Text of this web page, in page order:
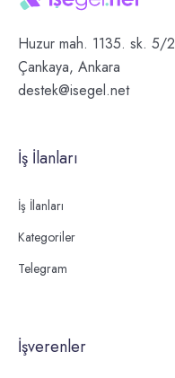
Huzur mah. 1135. sk. 5/2
Çankaya, Ankara
destek@isegel.net
İş İlanları
İş İlanları
Kategoriler
Telegram
İşverenler